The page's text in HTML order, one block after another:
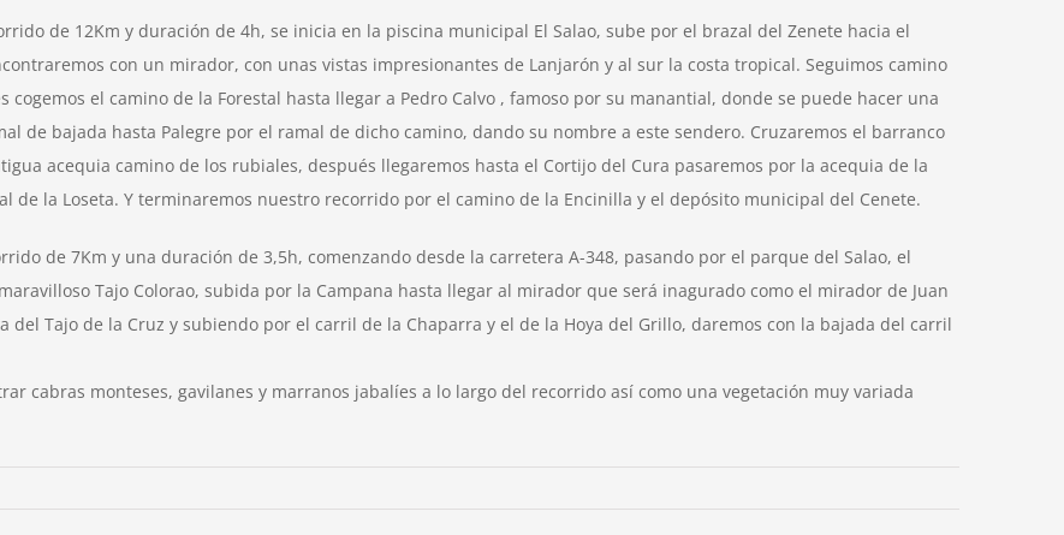
de 12Km y duración de 4h, se inicia en la piscina municipal El Salao, sube por el brazal del Zenete hacia el
con un mirador, con unas vistas impresionantes de Lanjarón y al sur la costa tropical. Seguimos camino
el camino de la Forestal hasta llegar a Pedro Calvo , famoso por su manantial, donde se puede hacer una
de bajada hasta Palegre por el ramal de dicho camino, dando su nombre a este sendero. Cruzaremos el barranco
acequia camino de los rubiales, después llegaremos hasta el Cortijo del Cura pasaremos por la acequia de la
de la Loseta. Y terminaremos nuestro recorrido por el camino de la Encinilla y el depósito municipal del Cenete.
de 7Km y una duración de 3,5h, comenzando desde la carretera A-348, pasando por el parque del Salao, el
Tajo Colorao, subida por la Campana hasta llegar al mirador que será inagurado como el mirador de Juan
del Tajo de la Cruz y subiendo por el carril de la Chaparra y el de la Hoya del Grillo, daremos con la bajada del carril
cabras monteses, gavilanes y marranos jabalíes a lo largo del recorrido así como una vegetación muy variada